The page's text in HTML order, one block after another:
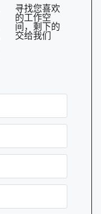
寻找您喜欢
的工作空
间，剩下的
交给我们